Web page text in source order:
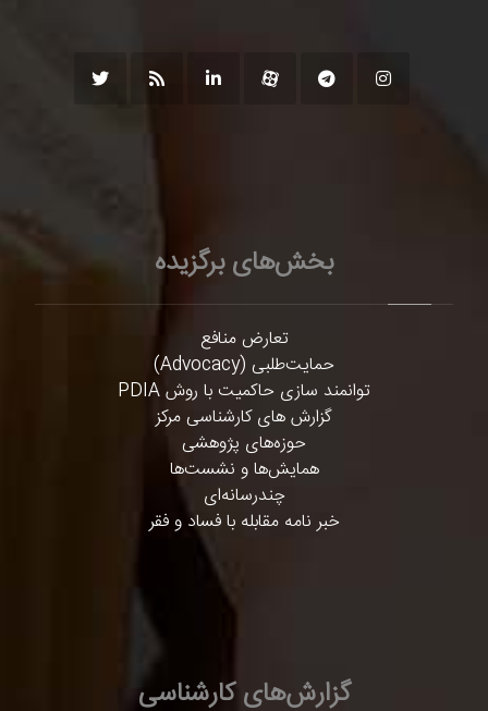
بخش‌های برگزیده
تعارض منافع
حمایت‌طلبی (Advocacy)
توانمند سازی حاکمیت با روش PDIA
گزارش های کارشناسی مرکز
حوزه‌های پژوهشی
همایش‌ها و نشست‌ها
چندرسانه‌ای
خبر نامه مقابله با فساد و فقر
گزارش‌های کارشناسی